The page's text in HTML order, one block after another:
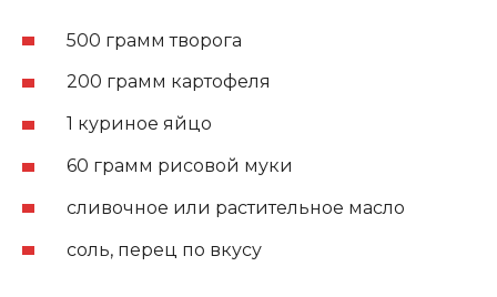
500 грамм творога
200 грамм картофеля
1 куриное яйцо
60 грамм рисовой муки
сливочное или растительное масло
соль, перец по вкусу